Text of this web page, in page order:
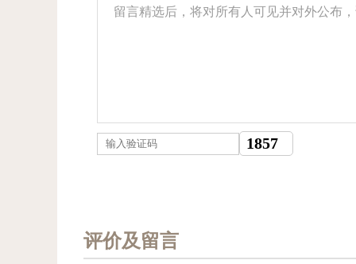
评价及留言